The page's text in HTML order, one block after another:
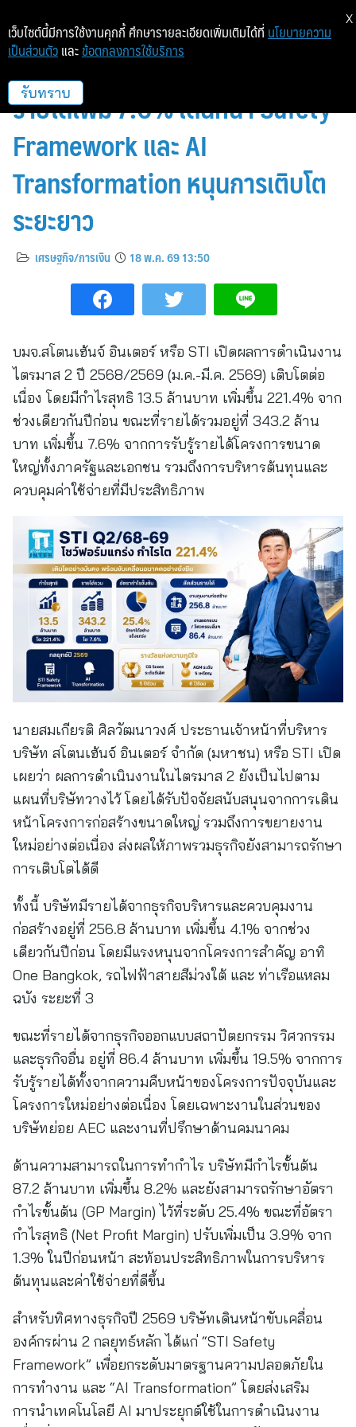
STI กำไร Q2/68-69 โต 221%
รายได้เพิ่ม 7.6% เดินหน้า Safety
Framework และ AI
Transformation หนุนการเติบโต
ระยะยาว
เศรษฐกิจ/การเงิน 18 พ.ค. 69 13:50
บมจ.สโตนเฮ้นจ์ อินเตอร์ หรือ STI เปิดผลการดำเนินงาน
ไตรมาส 2 ปี 2568/2569 (ม.ค.-มี.ค. 2569) เติบโตต่อ
เนื่อง โดยมีกำไรสุทธิ 13.5 ล้านบาท เพิ่มขึ้น 221.4% จาก
ช่วงเดียวกันปีก่อน ขณะที่รายได้รวมอยู่ที่ 343.2 ล้าน
บาท เพิ่มขึ้น 7.6% จากการรับรู้รายได้โครงการขนาด
ใหญ่ทั้งภาครัฐและเอกชน รวมถึงการบริหารต้นทุนและ
ควบคุมค่าใช้จ่ายที่มีประสิทธิภาพ
นายสมเกียรติ ศิลวัฒนาวงศ์ ประธานเจ้าหน้าที่บริหาร
บริษัท สโตนเฮ้นจ์ อินเตอร์ จำกัด (มหาชน) หรือ STI เปิด
เผยว่า ผลการดำเนินงานในไตรมาส 2 ยังเป็นไปตาม
แผนที่บริษัทวางไว้ โดยได้รับปัจจัยสนับสนุนจากการเดิน
หน้าโครงการก่อสร้างขนาดใหญ่ รวมถึงการขยายงาน
ใหม่อย่างต่อเนื่อง ส่งผลให้ภาพรวมธุรกิจยังสามารถรักษา
การเติบโตได้ดี
ทั้งนี้ บริษัทมีรายได้จากธุรกิจบริหารและควบคุมงาน
ก่อสร้างอยู่ที่ 256.8 ล้านบาท เพิ่มขึ้น 4.1% จากช่วง
เดียวกันปีก่อน โดยมีแรงหนุนจากโครงการสำคัญ อาทิ
One Bangkok, รถไฟฟ้าสายสีม่วงใต้ และ ท่าเรือแหลม
ฉบัง ระยะที่ 3
ขณะที่รายได้จากธุรกิจออกแบบสถาปัตยกรรม วิศวกรรม
และธุรกิจอื่น อยู่ที่ 86.4 ล้านบาท เพิ่มขึ้น 19.5% จากการ
รับรู้รายได้ทั้งจากความคืบหน้าของโครงการปัจจุบันและ
โครงการใหม่อย่างต่อเนื่อง โดยเฉพาะงานในส่วนของ
บริษัทย่อย AEC และงานที่ปรึกษาด้านคมนาคม
ด้านความสามารถในการทำกำไร บริษัทมีกำไรขั้นต้น
87.2 ล้านบาท เพิ่มขึ้น 8.2% และยังสามารถรักษาอัตรา
กำไรขั้นต้น (GP Margin) ไว้ที่ระดับ 25.4% ขณะที่อัตรา
กำไรสุทธิ (Net Profit Margin) ปรับเพิ่มเป็น 3.9% จาก
1.3% ในปีก่อนหน้า สะท้อนประสิทธิภาพในการบริหาร
ต้นทุนและค่าใช้จ่ายที่ดีขึ้น
สำหรับทิศทางธุรกิจปี 2569 บริษัทเดินหน้าขับเคลื่อน
องค์กรผ่าน 2 กลยุทธ์หลัก ได้แก่ “STI Safety
Framework” เพื่อยกระดับมาตรฐานความปลอดภัยใน
การทำงาน และ “AI Transformation” โดยส่งเสริม
การนำเทคโนโลยี AI มาประยุกต์ใช้ในการดำเนินงาน
เว็บไซต์นี้มีการใช้งานคุกกี้ ศึกษารายละเอียดเพิ่มเติมได้ที่ นโยบายความ
เป็นส่วนตัว และ ข้อตกลงการใช้บริการ
รับทราบ
X